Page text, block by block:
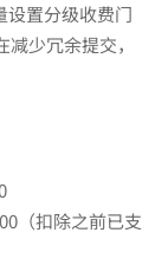
设置分级收费门
减少冗余提交，
（扣除之前已支